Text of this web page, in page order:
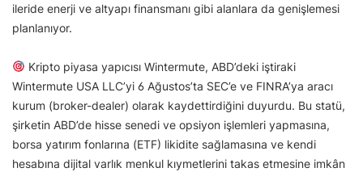
ileride enerji ve altyapı finansmanı gibi alanlara da genişlemesi
planlanıyor.
Kripto piyasa yapıcısı Wintermute, ABD’deki iştiraki
Wintermute USA LLC’yi 6 Ağustos’ta SEC’e ve FINRA’ya aracı
kurum (broker-dealer) olarak kaydettirdiğini duyurdu. Bu statü,
şirketin ABD’de hisse senedi ve opsiyon işlemleri yapmasına,
borsa yatırım fonlarına (ETF) likidite sağlamasına ve kendi
hesabına dijital varlık menkul kıymetlerini takas etmesine imkân